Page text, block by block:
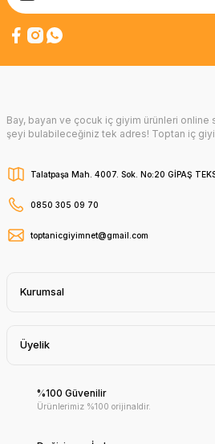
Bay, bayan ve çocuk iç giyim ürünleri online
şeyi bulabileceğiniz tek adres! Toptan iç
Talatpaşa Mah. 4007. Sok. No:20 GİPAŞ
0850 305 09 70
toptanicgiyimnet@gmail.com
Kurumsal
Üyelik
%100 Güvenilir
Ürünlerimiz %100 orijinaldir.